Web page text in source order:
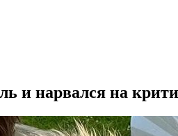
и нарвался на